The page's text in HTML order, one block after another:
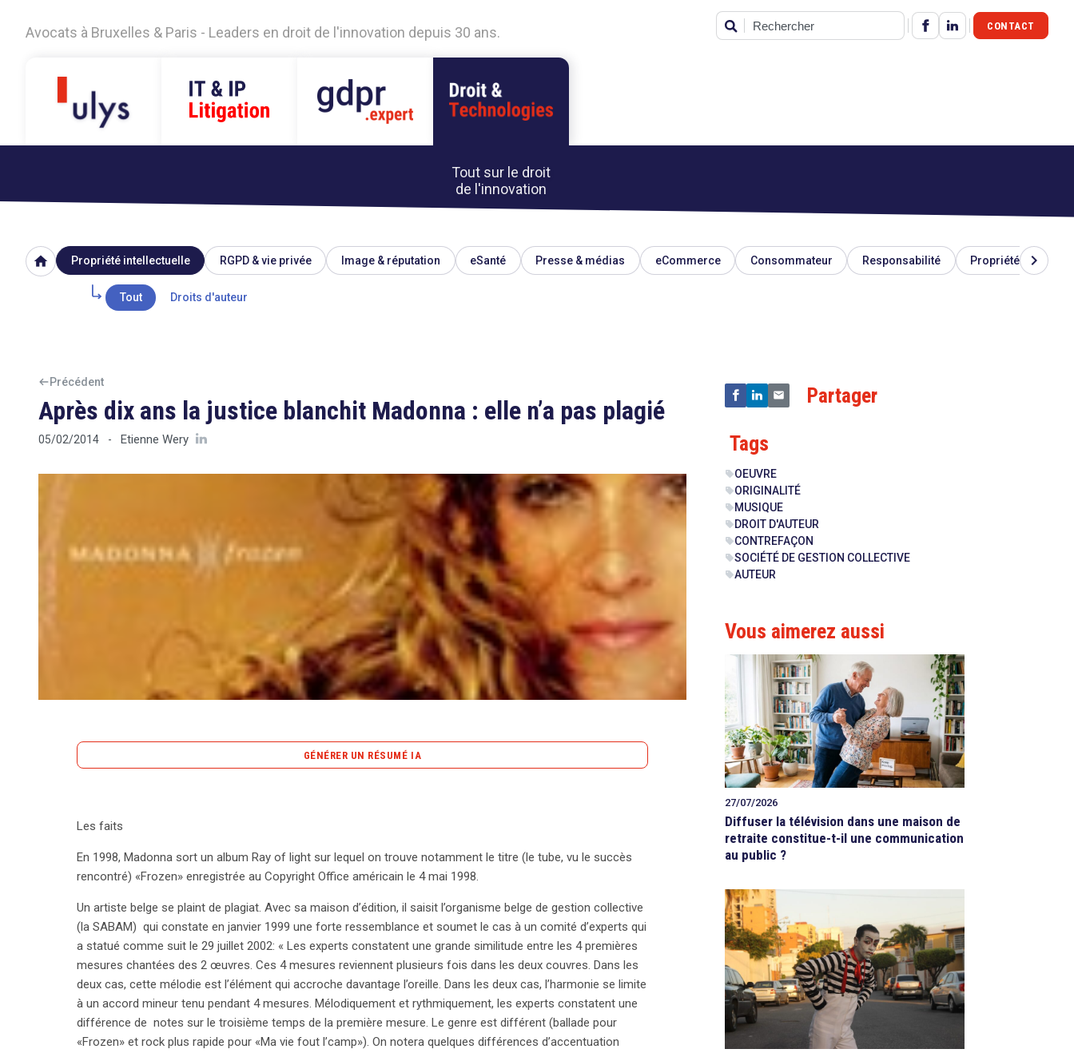
Avocats à Bruxelles & Paris - Leaders en droit de l'innovation depuis 30 ans. Rechercher
CONTACT
Tout sur le droit
de l'innovation
home Propriété intellectuelle RGPD & vie privée Image & réputation eSanté Presse & médias eCommerce Consommateur Responsabilité Propriété
Tout Droits d'auteur
chevron_right
Précédent
Après dix ans la justice blanchit Madonna : elle n’a pas plagié
05/02/2014 - Etienne Wery
GÉNÉRER UN RÉSUMÉ IA
immense succès depuis sa sortie en 1998. Un artiste belge a revendiqué que certaines mesures de sa
propre chanson, « Ma vie fout l’camp », ressemblaient à celles de Madonna. Après une enquête
menée par la SABAM, qui a conclu à une forte similitude, l’affaire a été portée devant les tribunaux. En
des mesures de cessation. Cependant, la situation a évolué en 2012, lorsque la Cour d’appel a
examiné le dossier, qui avait été gelé en raison d’une autre action en France. La Cour a finalement
blanchi Madonna, soulignant que la similitude alléguée ne compromettait pas l’originalité de ses
mesures, qui se retrouvaient dans de nombreuses œuvres antérieures. Les juges ont précisé que la
protection par le droit d’auteur nécessite une originalité marquée, et que les éléments similaires
découverts dans « Ma vie fout l’camp » n’atteignaient pas ce seuil. Ainsi, bien que des ressemblances
aient été reconnues, elles étaient insuffisantes pour établir un plagiat. Ce jugement témoigne de la
complexité des droits d’auteur dans le domaine de la musique, où des mélodies partagées peuvent
Les faits
En 1998, Madonna sort un album Ray of light sur lequel on trouve notamment le titre (le tube, vu le succès
rencontré) «Frozen» enregistrée au Copyright Office américain le 4 mai 1998.
Un artiste belge se plaint de plagiat. Avec sa maison d’édition, il saisit l’organisme belge de gestion collective
(la SABAM) qui constate en janvier 1999 une forte ressemblance et soumet le cas à un comité d’experts qui
a statué comme suit le 29 juillet 2002: « Les experts constatent une grande similitude entre les 4 premières
mesures chantées des 2 œuvres. Ces 4 mesures reviennent plusieurs fois dans les deux couvres. Dans les
deux cas, cette mélodie est l’élément qui accroche davantage l’oreille. Dans les deux cas, l’harmonie se limite
à un accord mineur tenu pendant 4 mesures. Мélodiquement et rythmiquement, les experts constatent une
différence de notes sur le troisième temps de la première mesure. Le genre est différent (ballade pour
«Frozen» et rock plus rapide pour «Ma vie fout l’camp»). On notera quelques différences d’accentuation
Partager
Tags
sellOEUVRE
sellORIGINALITÉ
sellMUSIQUE
sellDROIT D'AUTEUR
sellCONTREFAÇON
sellSOCIÉTÉ DE GESTION COLLECTIVE
sellAUTEUR
Vous aimerez aussi
27/07/2026
Diffuser la télévision dans une maison de
retraite constitue-t-il une communication
au public ?